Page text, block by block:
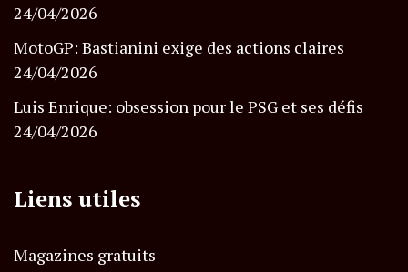
24/04/2026
MotoGP: Bastianini exige des actions claires
24/04/2026
Luis Enrique: obsession pour le PSG et ses défis
24/04/2026
Liens utiles
Magazines gratuits